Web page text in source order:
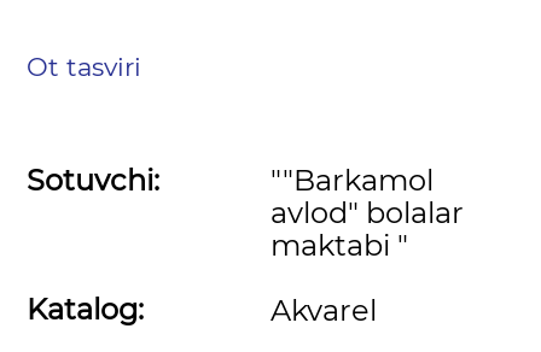
Ot tasviri
Sotuvchi:
Katalog:
""Barkamol
avlod" bolalar
maktabi "
Akvarel